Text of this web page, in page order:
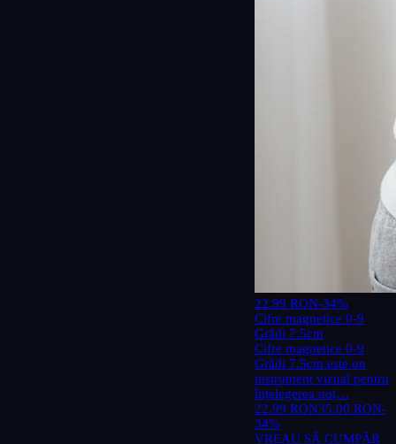
22.99 RON-34%
Cifre magnetice 0-9
Grădi 7.5cm
Cifre magnetice 0-9
Grădi 7.5cm este un
instrument vizual pentru
înțelegerea noț…
22.99 RON35.00 RON-
34%
VREAU SĂ CUMPĂR